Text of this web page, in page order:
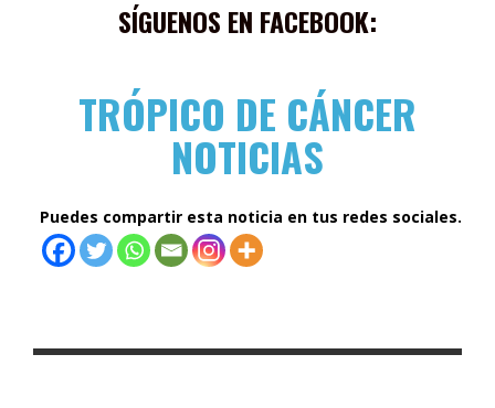
SÍGUENOS EN FACEBOOK:
TRÓPICO DE CÁNCER
NOTICIAS
Puedes compartir esta noticia en tus redes sociales.